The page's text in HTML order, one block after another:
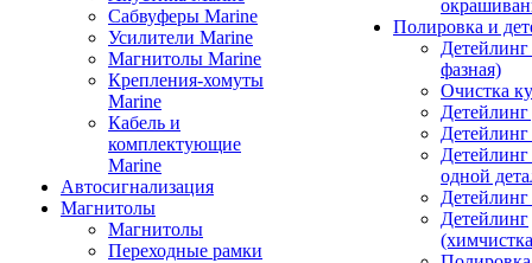
Сабвуферы Marine
Усилители Marine
Магнитолы Marine
Крепления-хомуты
Marine
Кабель и
комплектующие
Marine
Автосигнализация
Магнитолы
Магнитолы
Переходные рамки
Полировка и
фазная)
Очистка
Детейлинг
одной
Детейлинг